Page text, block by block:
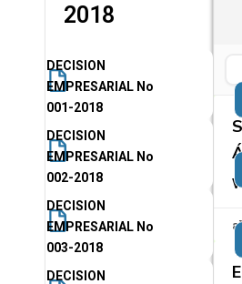
2018
DECISION
EMPRESARIAL No
001-2018
DECISION
EMPRESARIAL No
002-2018
DECISION
EMPRESARIAL No
003-2018
DECISION